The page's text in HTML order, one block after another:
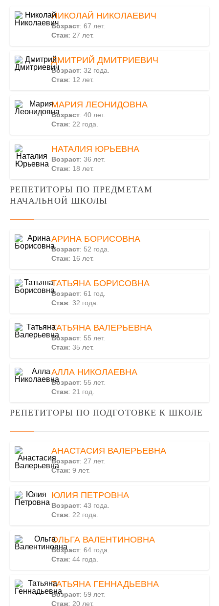
НИКОЛАЙ НИКОЛАЕВИЧ
Возраст: 67 лет.
Стаж: 27 лет.
ДМИТРИЙ ДМИТРИЕВИЧ
Возраст: 32 года.
Стаж: 12 лет.
МАРИЯ ЛЕОНИДОВНА
Возраст: 40 лет.
Стаж: 22 года.
НАТАЛИЯ ЮРЬЕВНА
Возраст: 36 лет.
Стаж: 18 лет.
РЕПЕТИТОРЫ ПО ПРЕДМЕТАМ
НАЧАЛЬНОЙ ШКОЛЫ
АРИНА БОРИСОВНА
Возраст: 52 года.
Стаж: 16 лет.
ТАТЬЯНА БОРИСОВНА
Возраст: 61 год.
Стаж: 32 года.
ТАТЬЯНА ВАЛЕРЬЕВНА
Возраст: 55 лет.
Стаж: 35 лет.
АЛЛА НИКОЛАЕВНА
Возраст: 55 лет.
Стаж: 21 год.
РЕПЕТИТОРЫ ПО ПОДГОТОВКЕ К ШКОЛЕ
АНАСТАСИЯ ВАЛЕРЬЕВНА
Возраст: 27 лет.
Стаж: 9 лет.
ЮЛИЯ ПЕТРОВНА
Возраст: 43 года.
Стаж: 22 года.
ОЛЬГА ВАЛЕНТИНОВНА
Возраст: 64 года.
Стаж: 44 года.
ТАТЬЯНА ГЕННАДЬЕВНА
Возраст: 59 лет.
Стаж: 20 лет.